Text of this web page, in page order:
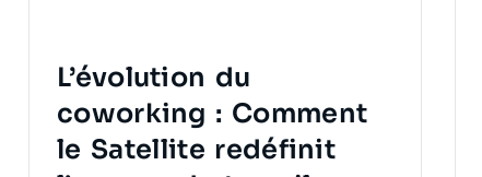
L’évolution du
coworking : Comment
le Satellite redéfinit